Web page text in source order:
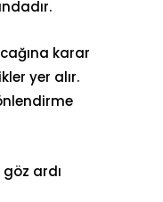
karar
yer alır.
ardı